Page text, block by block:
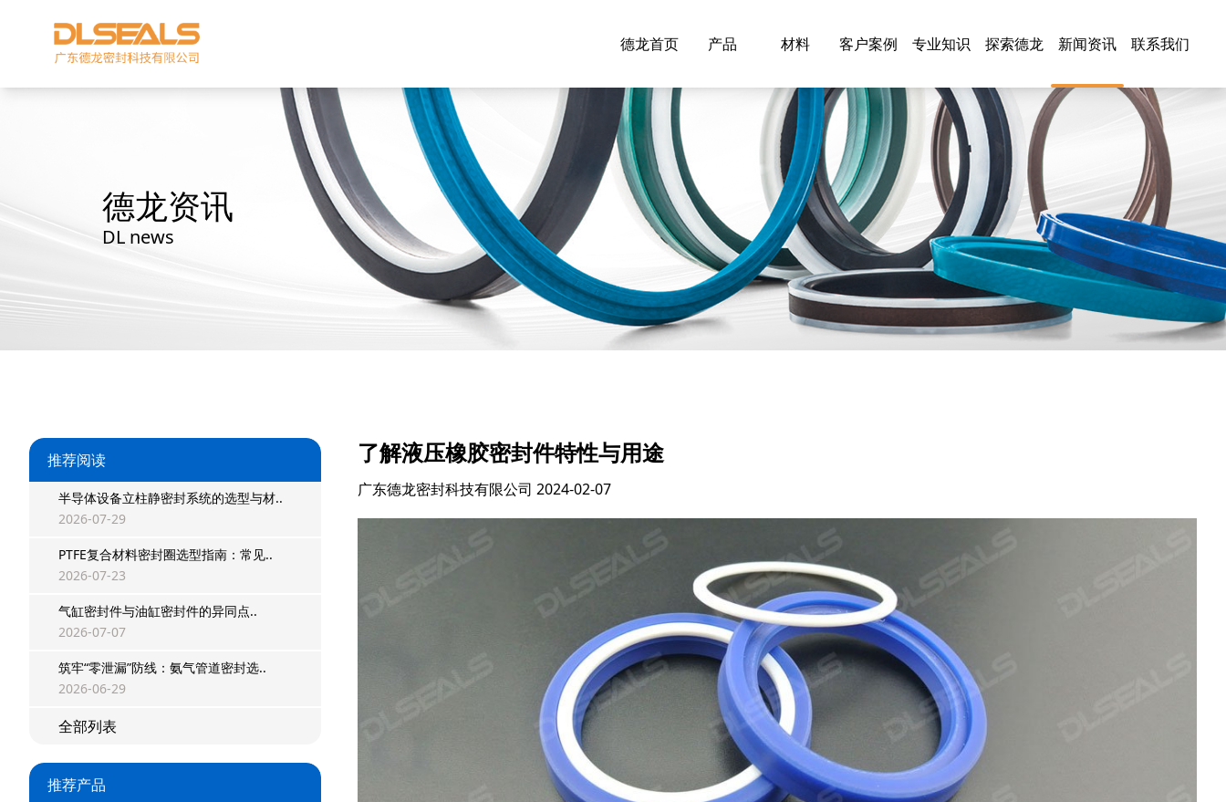
德龙首页 产品 材料 客户案例 专业知识 探索德龙 新闻资讯 联系我们
德龙资讯
DL news
推荐阅读
半导体设备立柱静密封系统的选型与材..
2026-07-29
PTFE复合材料密封圈选型指南：常见..
2026-07-23
气缸密封件与油缸密封件的异同点..
2026-07-07
筑牢“零泄漏”防线：氨气管道密封选..
2026-06-29
全部列表
推荐产品
星型双O组合
了解液压橡胶密封件特性与用途
广东德龙密封科技有限公司 2024-02-07